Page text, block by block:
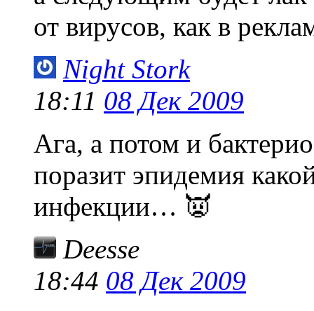
от вирусов, как в
Night Stork
18:11 08 Дек 2009
Ага, а потом и
поразит эпидемия
инфекции… 👿
Deesse
18:44 08 Дек 2009